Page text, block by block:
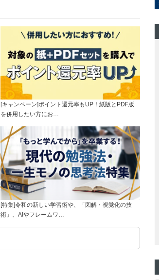
[キャンペーン]ポイント還元率もUP！紙版とPDF版
を併用したい方にお…
[特集]令和の新しい学習術や、「図解・視覚化の技
術」、AIやフレームワ…